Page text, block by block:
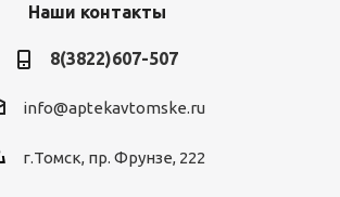
Наши контакты
8(3822)607-507
info@aptekavtomske.ru
г.Томск, пр. Фрунзе, 222